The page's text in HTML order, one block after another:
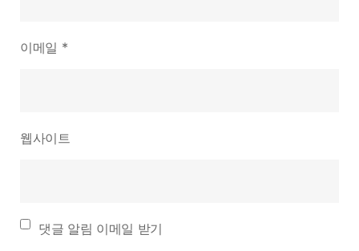
이메일 *
웹사이트
댓글 알림 이메일 받기